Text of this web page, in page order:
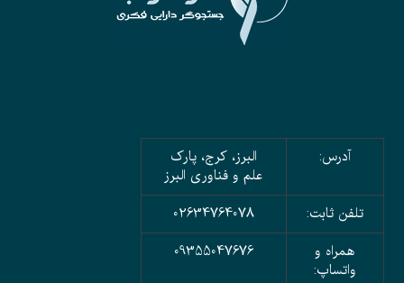
آدرس:
البرز، کرج، پارک
علم و فناوری البرز
تلفن ثابت:
02634764078
همراه و
واتساپ:
09355047676